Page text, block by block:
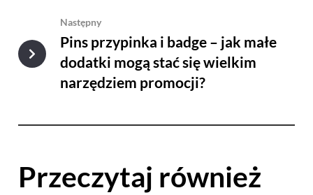
Następny
Pins przypinka i badge – jak małe
dodatki mogą stać się wielkim
narzędziem promocji?
Przeczytaj również